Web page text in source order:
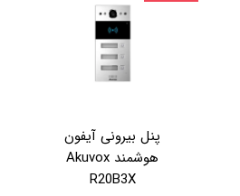
پنل بیرونی آیفون
هوشمند Akuvox
R20B3X